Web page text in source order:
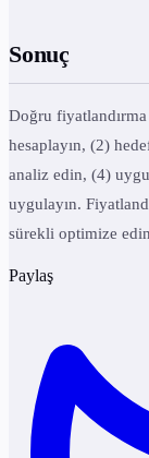
Sonuç
Doğru
hesaplayın, (2)
analiz edin, (4)
uygulayın.
sürekli optimize
Paylaş